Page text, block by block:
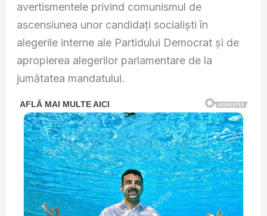
avertismentele privind comunismul de
ascensiunea unor candidați socialiști în
alegerile interne ale Partidului Democrat și de
apropierea alegerilor parlamentare de la
jumătatea mandatului.